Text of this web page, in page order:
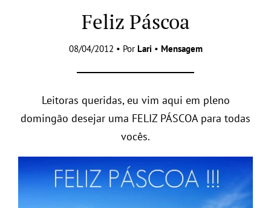
Feliz Páscoa
08/04/2012 • Por Lari • Mensagem
Leitoras queridas, eu vim aqui em pleno
domingão desejar uma FELIZ PÁSCOA para todas
vocês.